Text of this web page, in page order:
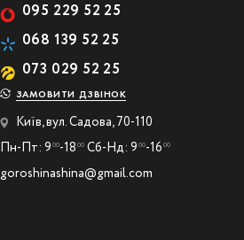
095 229 52 25
068 139 52 25
073 029 52 25
ЗАМОВИТИ ДЗВІНОК
Київ, вул. Садова, 70-110
Пн-Пт: 9 00-18 00Сб-Нд: 9 00-16 00
goroshinashina@gmail.com